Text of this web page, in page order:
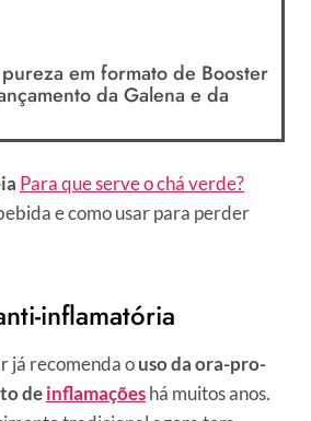
em formato de Booster
da Galena e da
Para que serve o chá verde?
e como usar para perder
inflamatória
já recomenda ouso da ora-pro-
deinflamaçõeshá muitos anos.